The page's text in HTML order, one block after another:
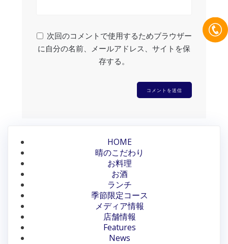
次回のコメントで使用するためブラウザー
に自分の名前、メールアドレス、サイトを保
存する。
HOME
晴のこだわり
お料理
お酒
ランチ
季節限定コース
メディア情報
店舗情報
Features
News